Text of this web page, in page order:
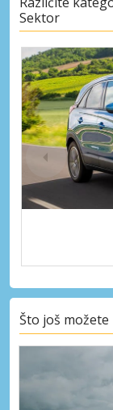
Sektor
Što još možete